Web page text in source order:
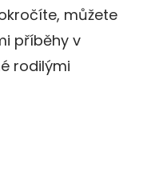
můžete
příběhy v
rodilými